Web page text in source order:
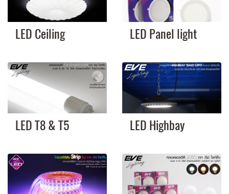
LED Ceiling LED Panel light
LED T8 & T5 LED Highbay